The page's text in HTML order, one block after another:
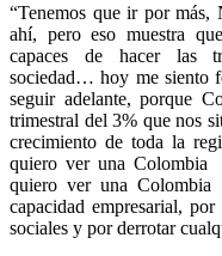
“Tenemos que ir por más,
ahí, pero eso muestra
capaces de hacer las
sociedad… hoy me siento
seguir adelante, porque
trimestral del 3% que nos
crecimiento de toda la
quiero ver una Colombia
quiero ver una
capacidad empresarial,
sociales y por derrotar